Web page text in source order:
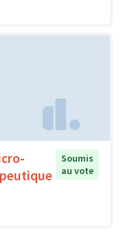
Soumis
au vote